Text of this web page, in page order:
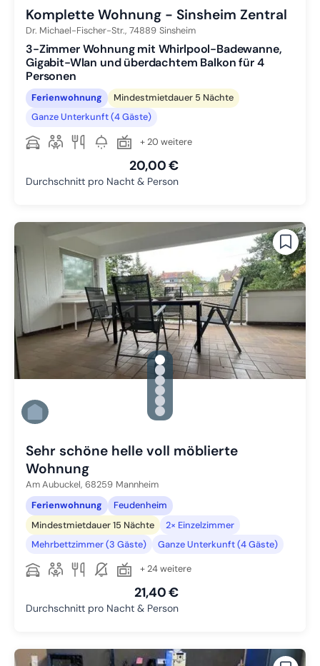
Komplette Wohnung - Sinsheim Zentral
Dr. Michael-Fischer-Str., 74889 Sinsheim
3-Zimmer Wohnung mit Whirlpool-Badewanne,
Gigabit-Wlan und überdachtem Balkon für 4
Personen
Ferienwohnung
Mindestmietdauer 5 Nächte
Ganze Unterkunft (4 Gäste)
+ 20 weitere
20,00 €
Durchschnitt pro Nacht & Person
gallery.slide_selector
Zu Slide 1 wechseln
Zu Slide 2 wechseln
Zu Slide 3 wechseln
Zu Slide 4 wechseln
Zu Slide 5 wechseln
Zu Slide 6 wechseln
Sehr schöne helle voll möblierte
Wohnung
Am Aubuckel, 68259 Mannheim
Ferienwohnung
Feudenheim
Mindestmietdauer 15 Nächte
2× Einzelzimmer
Mehrbettzimmer (3 Gäste)
Ganze Unterkunft (4 Gäste)
+ 24 weitere
21,40 €
Durchschnitt pro Nacht & Person